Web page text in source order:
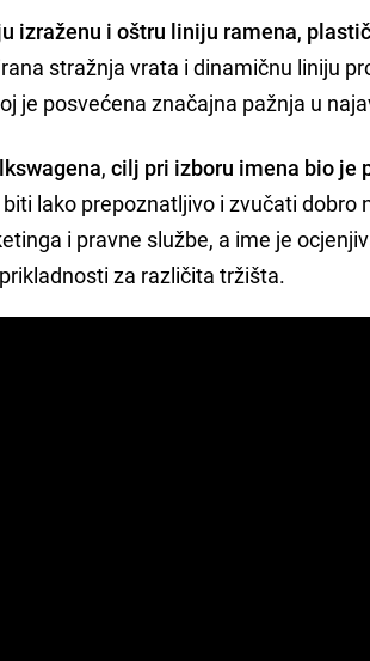
izraženu i oštru liniju ramena,
stražnja vrata i dinamičnu liniju
je posvećena značajna pažnja u
,cilj pri izboru imena bio je
lako prepoznatljivo i zvučati dobro
i pravne službe, a ime je
za različita tržišta.